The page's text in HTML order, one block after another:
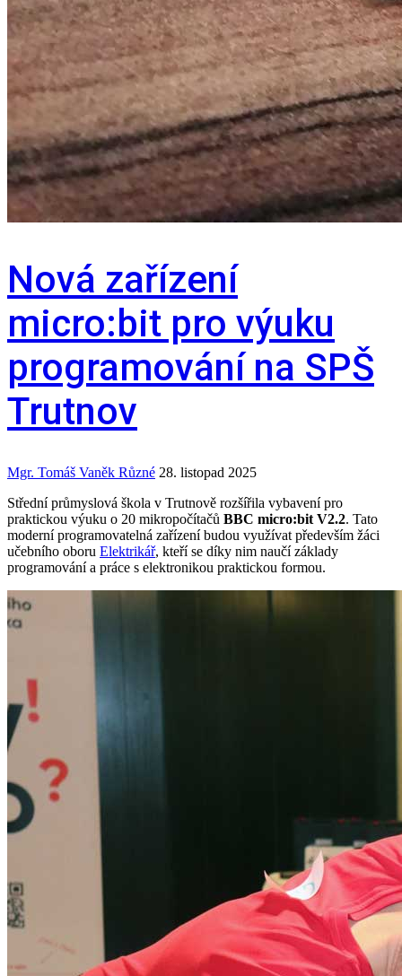
Nová zařízení
micro:bit pro výuku
programování na SPŠ
Trutnov
Mgr. Tomáš Vaněk Různé 28. listopad 2025
Střední průmyslová škola v Trutnově rozšířila vybavení pro
praktickou výuku o 20 mikropočítačů BBC micro:bit V2.2. Tato
moderní programovatelná zařízení budou využívat především žáci
učebního oboru Elektrikář, kteří se díky nim naučí základy
programování a práce s elektronikou praktickou formou.